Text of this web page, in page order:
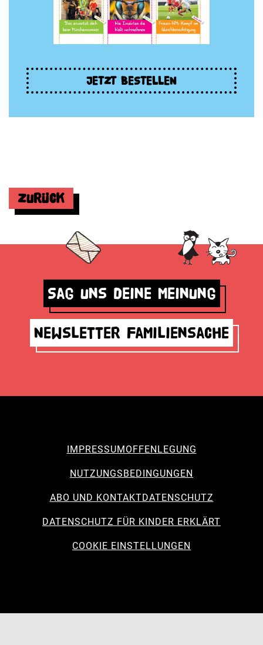
JETZT BESTELLEN
Zurück
Sag uns deine Meinung
Newsletter Familiensache
IMPRESSUMOFFENLEGUNG
NUTZUNGSBEDINGUNGEN
ABO UND KONTAKTDATENSCHUTZ
DATENSCHUTZ FÜR KINDER ERKLÄRT
COOKIE EINSTELLUNGEN